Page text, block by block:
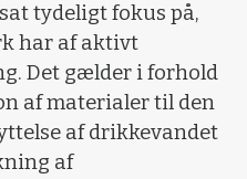
tydeligt fokus på,
har af aktivt
Det gælder i forhold
af materialer til den
af drikkevandet
af